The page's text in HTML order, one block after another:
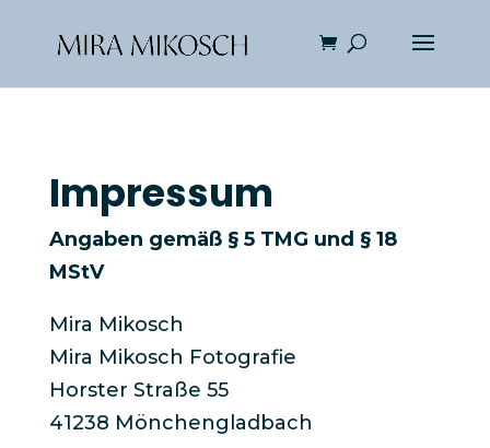
Impressum
Angaben gemäß § 5 TMG und § 18
MStV
Mira Mikosch
Mira Mikosch Fotografie
Horster Straße 55
41238 Mönchengladbach